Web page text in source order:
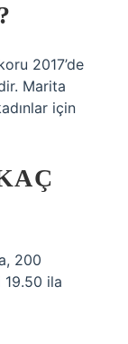
2017’de
Marita
için
200
ila